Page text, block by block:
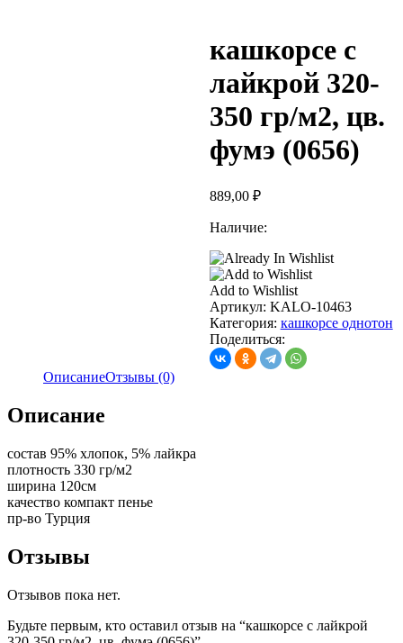
кашкорсе с
лайкрой 320-
350 гр/м2, цв.
фумэ (0656)
889,00 ₽
Наличие:
Add to Wishlist
Артикул: KALO-10463
Категория: кашкорсе однотон
Поделиться:
ОписаниеОтзывы (0)
Описание
состав 95% хлопок, 5% лайкра
плотность 330 гр/м2
ширина 120см
качество компакт пенье
пр-во Турция
Отзывы
Отзывов пока нет.
Будьте первым, кто оставил отзыв на “кашкорсе с лайкрой